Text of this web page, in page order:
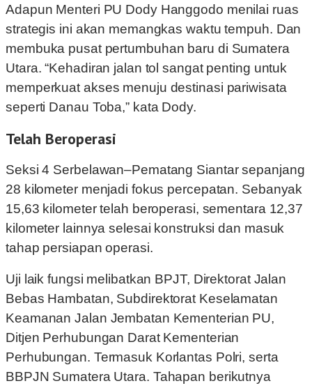
Adapun Menteri PU Dody Hanggodo menilai ruas
strategis ini akan memangkas waktu tempuh. Dan
membuka pusat pertumbuhan baru di Sumatera
Utara. “Kehadiran jalan tol sangat penting untuk
memperkuat akses menuju destinasi pariwisata
seperti Danau Toba,” kata Dody.
Telah Beroperasi
Seksi 4 Serbelawan–Pematang Siantar sepanjang
28 kilometer menjadi fokus percepatan. Sebanyak
15,63 kilometer telah beroperasi, sementara 12,37
kilometer lainnya selesai konstruksi dan masuk
tahap persiapan operasi.
Uji laik fungsi melibatkan BPJT, Direktorat Jalan
Bebas Hambatan, Subdirektorat Keselamatan
Keamanan Jalan Jembatan Kementerian PU,
Ditjen Perhubungan Darat Kementerian
Perhubungan. Termasuk Korlantas Polri, serta
BBPJN Sumatera Utara. Tahapan berikutnya